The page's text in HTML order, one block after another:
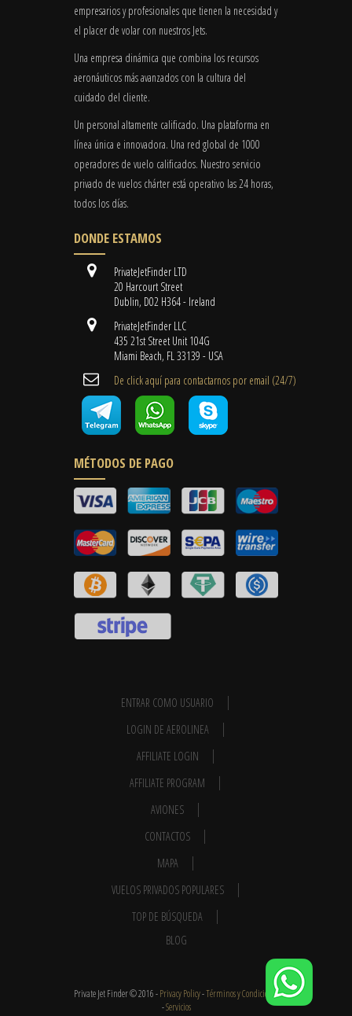
empresarios y profesionales que tienen la necesidad y
el placer de volar con nuestros Jets.
Una empresa dinámica que combina los recursos
aeronáuticos más avanzados con la cultura del
cuidado del cliente.
Un personal altamente calificado. Una plataforma en
línea única e innovadora. Una red global de 1000
operadores de vuelo calificados. Nuestro servicio
privado de vuelos chárter está operativo las 24 horas,
todos los días.
DONDE ESTAMOS
PrivateJetFinder LTD
20 Harcourt Street
Dublin, D02 H364 - Ireland
PrivateJetFinder LLC
435 21st Street Unit 104G
Miami Beach, FL 33139 - USA
De click aquí para contactarnos por email ​(24/7)
MÉTODOS DE PAGO
ENTRAR COMO USUARIO
LOGIN DE AEROLINEA
AFFILIATE LOGIN
AFFILIATE PROGRAM
AVIONES
CONTACTOS
MAPA
VUELOS PRIVADOS POPULARES
TOP DE BÚSQUEDA
BLOG
Private Jet Finder © 2016 -Privacy Policy-Términos y Condiciones
-Servicios